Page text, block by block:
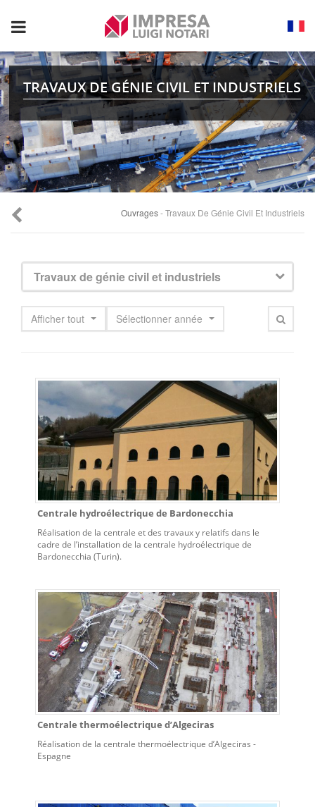
Toggle
navigation
TRAVAUX DE GÉNIE CIVIL ET INDUSTRIELS
Ouvrages- Travaux De Génie Civil Et Industriels
Travaux de génie civil et industriels
Afficher tout Sélectionner année
Centrale hydroélectrique de Bardonecchia
Réalisation de la centrale et des travaux y relatifs dans le
cadre de l’installation de la centrale hydroélectrique de
Bardonecchia (Turin).
Centrale thermoélectrique d’Algeciras
Réalisation de la centrale thermoélectrique d’Algeciras -
Espagne